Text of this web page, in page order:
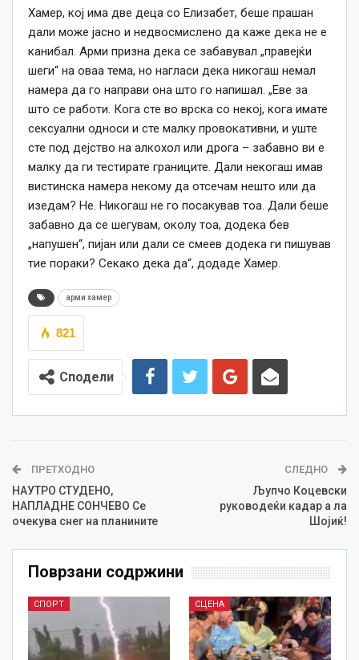
Хамер, кој има две деца со Елизабет, беше прашан
дали може јасно и недвосмислено да каже дека не е
канибал. Арми призна дека се забавувал „правејќи
шеги“ на оваа тема, но нагласи дека никогаш немал
намера да го направи она што го напишал. „Еве за
што се работи. Кога сте во врска со некој, кога имате
сексуални односи и сте малку провокативни, и уште
сте под дејство на алкохол или дрога – забавно ви е
малку да ги тестирате границите. Дали некогаш имав
вистинска намера некому да отсечам нешто или да
изедам? Не. Никогаш не го посакував тоа. Дали беше
забавно да се шегувам, околу тоа, додека бев
„напушен“, пијан или дали се смеев додека ги пишував
тие пораки? Секако дека да“, додаде Хамер.
арми хамер
821
Сподели
ПРЕТХОДНО
НАУТРО СТУДЕНО,
НАПЛАДНЕ СОНЧЕВО Се
очекува снег на планините
СЛЕДНО
Љупчо Коцевски
руководеќи кадар а ла
Шојиќ!
Поврзани содржини
СПОРТ СЦЕНА